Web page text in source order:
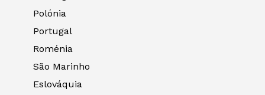
Polónia
Portugal
Roménia
São Marinho
Eslováquia